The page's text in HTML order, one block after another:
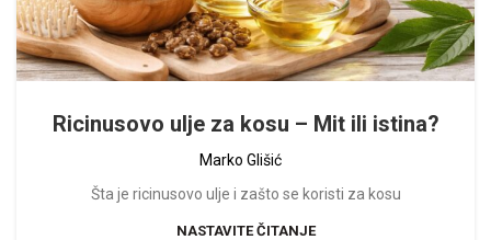
Ricinusovo ulje za kosu – Mit ili istina?
Marko Glišić
Šta je ricinusovo ulje i zašto se koristi za kosu
NASTAVITE ČITANJE